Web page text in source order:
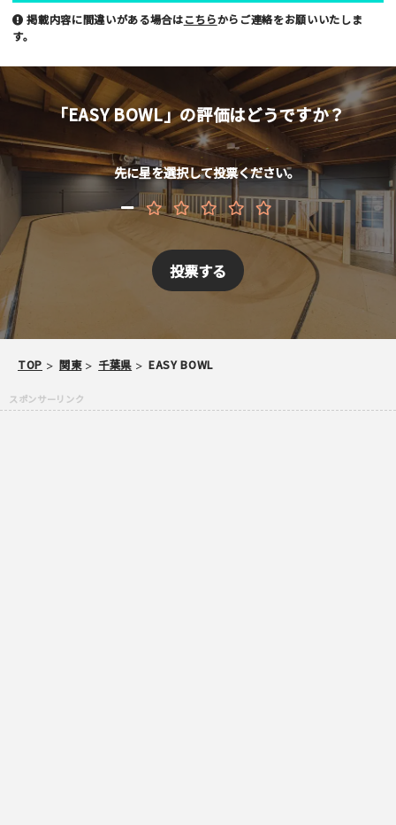
性別
年齢
10代
20代 30代 40代
お名前 （非公開/任意）
メールアドレス （非公開/任意）
掲載内容に間違いがある場合はこちらからご連絡をお願いいたしま
す。
「EASY BOWL」の評価はどうですか？
先に星を選択して投票ください。
TOP 関東 千葉県 EASY BOWL